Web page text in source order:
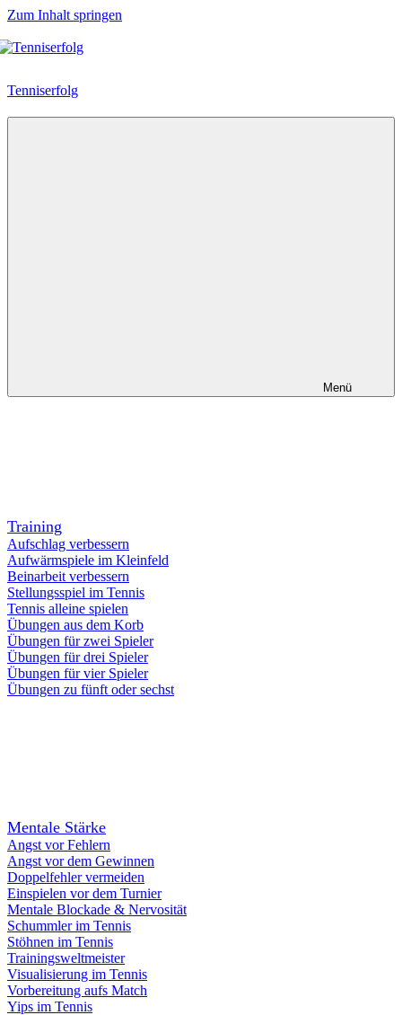
Zum Inhalt springen
Tenniserfolg
Menü
Training
Aufschlag verbessern
Aufwärmspiele im Kleinfeld
Beinarbeit verbessern
Stellungsspiel im Tennis
Tennis alleine spielen
Übungen aus dem Korb
Übungen für zwei Spieler
Übungen für drei Spieler
Übungen für vier Spieler
Übungen zu fünft oder sechst
Mentale Stärke
Angst vor Fehlern
Angst vor dem Gewinnen
Doppelfehler vermeiden
Einspielen vor dem Turnier
Mentale Blockade & Nervosität
Schummler im Tennis
Stöhnen im Tennis
Trainingsweltmeister
Visualisierung im Tennis
Vorbereitung aufs Match
Yips im Tennis